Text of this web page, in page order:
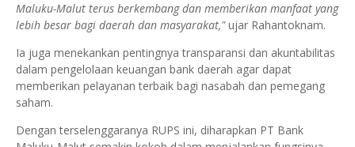
Maluku-Malut terus berkembang dan memberikan manfaat yang
lebih besar bagi daerah dan masyarakat,"ujar Rahantoknam.
Ia juga menekankan pentingnya transparansi dan akuntabilitas
dalam pengelolaan keuangan bank daerah agar dapat
memberikan pelayanan terbaik bagi nasabah dan pemegang
saham.
Dengan terselenggaranya RUPS ini, diharapkan PT Bank